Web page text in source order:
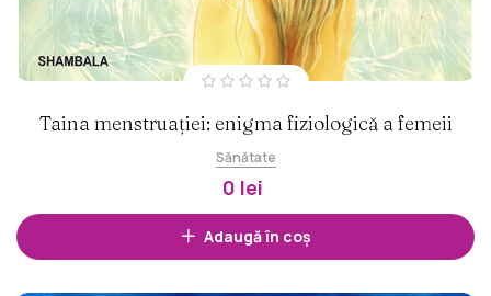
Taina menstruației: enigma fiziologică a femeii
Sănătate
0 lei
Adaugă în coș